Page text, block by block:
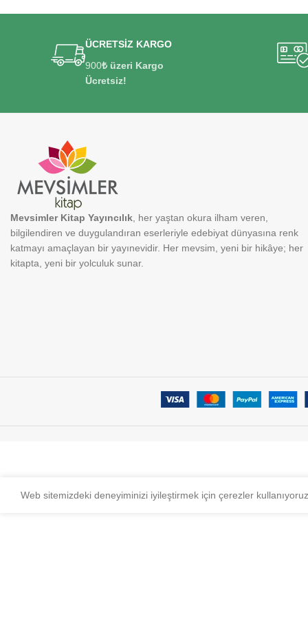
ÜCRETSİZ KARGO
900₺ üzeri Kargo
Ücretsiz!
Mevsimler Kitap Yayıncılık , her yaştan okura ilham veren,
bilgilendiren ve duygulandıran eserleriyle edebiyat dünyasına renk
katmayı amaçlayan bir yayınevidir. Her mevsim, yeni bir hikâye; her
kitapta, yeni bir yolculuk sunar.
Web sitemizdeki deneyiminizi iyileştirmek için çerezler